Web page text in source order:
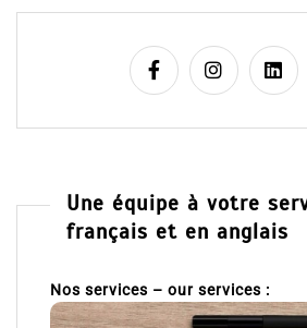
Une équipe à votre
français et en anglais
Nos services – our services :